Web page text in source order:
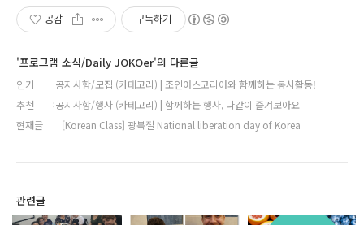
공감 구독하기
'프로그램 소식/Daily JOKOer'의 다른글
인기
공지사항/모집 (카테고리) | 조인어스코리아와 함께하는 봉사활동!
추천
공지사항/행사 (카테고리) | 함께하는 행사, 다같이 즐겨보아요
현재글
[Korean Class] 광복절 National liberation day of Korea
관련글